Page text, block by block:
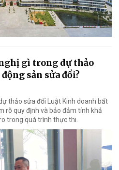
gì trong dự thảo
sản sửa đổi?
thảo sửa đổi Luật Kinh doanh bất
rõ quy định và bảo đảm tính khả
trong quá trình thực thi.